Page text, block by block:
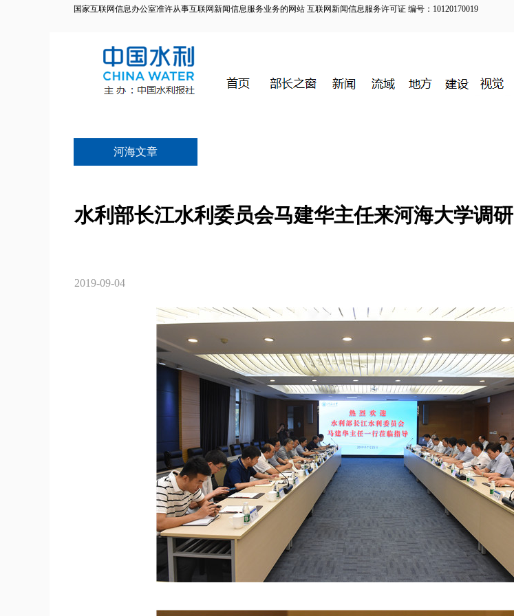
国家互联网信息办公室准许从事互联网新闻信息服务业务的网站 互联网新闻信息服务许可证 编号：10120170019
河海文章
水利部长江水利委员会马建华主任来河海大学调研
2019-09-04